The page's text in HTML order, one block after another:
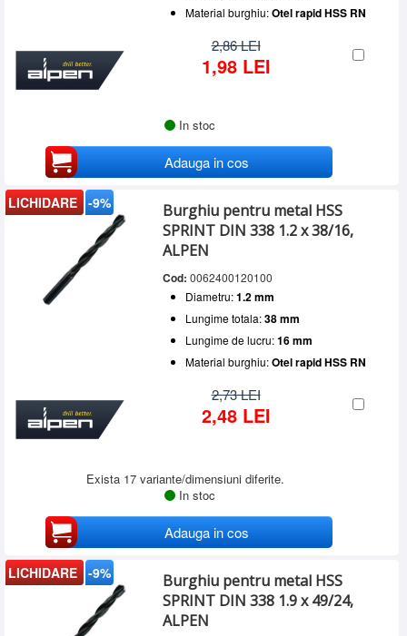
Material burghiu:Otel rapid HSS RN
2,86 LEI
1,98 LEI
In stoc
Adauga in cos
LICHIDARE -9%
Burghiu pentru metal HSS
SPRINT DIN 338 1.2 x 38/16,
ALPEN
Cod: 0062400120100
Diametru:1.2 mm
Lungime totala:38 mm
Lungime de lucru:16 mm
Material burghiu:Otel rapid HSS RN
2,73 LEI
2,48 LEI
Exista 17 variante/dimensiuni diferite.
In stoc
Adauga in cos
LICHIDARE -9%
Burghiu pentru metal HSS
SPRINT DIN 338 1.9 x 49/24,
ALPEN